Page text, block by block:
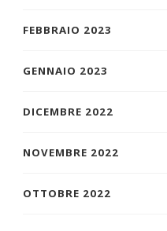
FEBBRAIO 2023
GENNAIO 2023
DICEMBRE 2022
NOVEMBRE 2022
OTTOBRE 2022